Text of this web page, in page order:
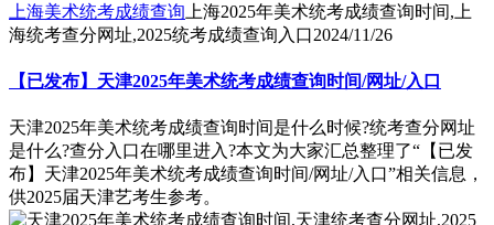
上海美术统考成绩查询 上海2025年美术统考成绩查询时间,上
海统考查分网址,2025统考成绩查询入口2024/11/26
【已发布】天津2025年美术统考成绩查询时间/网址/入口
天津2025年美术统考成绩查询时间是什么时候?统考查分网址
是什么?查分入口在哪里进入?本文为大家汇总整理了“【已发
布】天津2025年美术统考成绩查询时间/网址/入口”相关信息，
供2025届天津艺考生参考。